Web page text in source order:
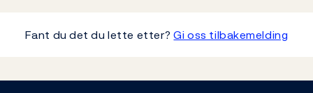
Fant du det du lette etter?Gi oss tilbakemelding